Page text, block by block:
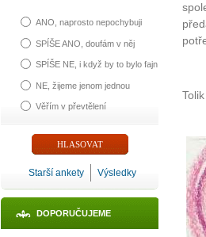
ANO, naprosto nepochybuji
SPÍŠE ANO, doufám v něj
SPÍŠE NE, i když by to bylo fajn
NE, žijeme jenom jednou
Věřím v převtělení
Starší ankety Výsledky
DOPORUČUJEME